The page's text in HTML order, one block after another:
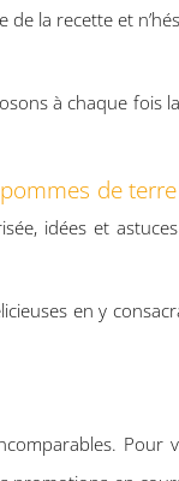
de la recette et
à chaque fois
de
idées et
en y